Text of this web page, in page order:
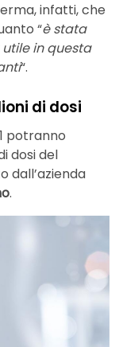
infatti, che
“è stata
in questa
“.
di dosi
potranno
dosi del
dall’azienda
.